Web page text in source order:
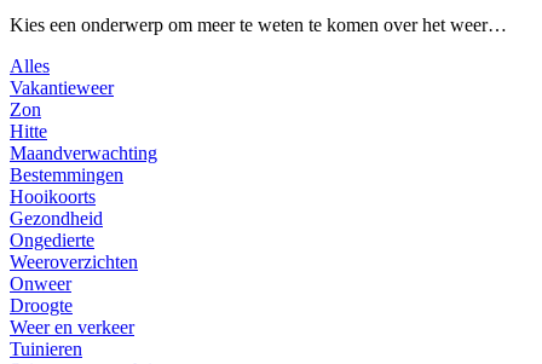
Kies een onderwerp om meer te weten te komen over het weer…
Alles
Vakantieweer
Zon
Hitte
Maandverwachting
Bestemmingen
Hooikoorts
Gezondheid
Ongedierte
Weeroverzichten
Onweer
Droogte
Weer en verkeer
Tuinieren